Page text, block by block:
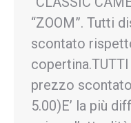
“ZOOM”. Tutti
scontato
prezzo
5.00)E’ la più